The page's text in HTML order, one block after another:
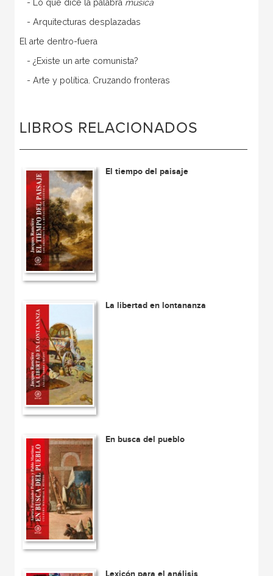
- Lo que dice la palabra música
- Arquitecturas desplazadas
El arte dentro-fuera
- ¿Existe un arte comunista?
- Arte y política. Cruzando fronteras
LIBROS RELACIONADOS
El tiempo del paisaje
La libertad en lontananza
En busca del pueblo
Lexicón para el análisis